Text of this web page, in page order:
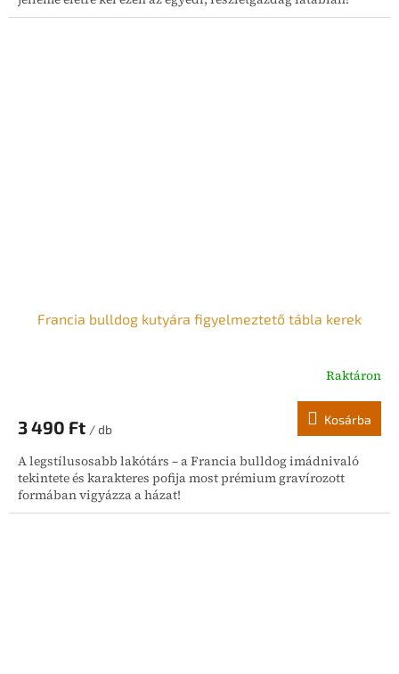
Francia bulldog kutyára figyelmeztető tábla kerek
Raktáron
3 490 Ft / db
Kosárba
A legstílusosabb lakótárs – a Francia bulldog imádnivaló
tekintete és karakteres pofija most prémium gravírozott
formában vigyázza a házat!